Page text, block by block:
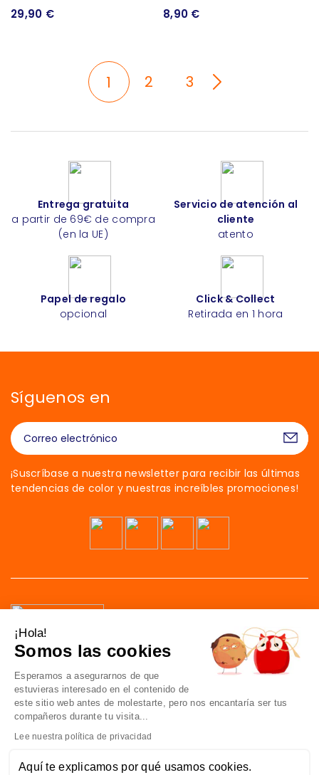
29,90 € 8,90 €
1 2 3
Entrega gratuita
a partir de 69€ de compra
(en la UE)
Servicio de atención al
cliente
atento
Papel de regalo
opcional
Click & Collect
Retirada en 1 hora
Síguenos en
¡Suscríbase a nuestra newsletter para recibir las últimas
tendencias de color y nuestras increíbles promociones!
92700 Colombes
Francia
¡Hola!
Somos las cookies
Esperamos a asegurarnos de que
estuvieras interesado en el contenido de
este sitio web antes de molestarte, pero nos encantaría ser tus
compañeros durante tu visita...
Lee nuestra política de privacidad
Aquí te explicamos por qué usamos cookies.